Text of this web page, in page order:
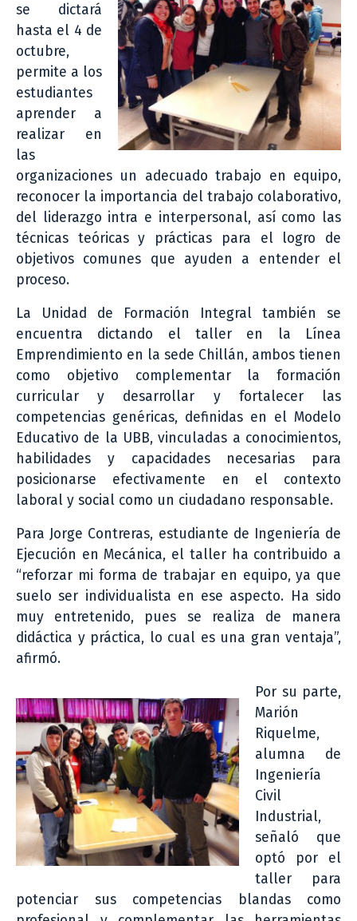
se dictará
hasta el 4 de
octubre,
permite a los
estudiantes
aprender a
realizar en
las
organizaciones un adecuado trabajo en equipo,
reconocer la importancia del trabajo colaborativo,
del liderazgo intra e interpersonal, así como las
técnicas teóricas y prácticas para el logro de
objetivos comunes que ayuden a entender el
proceso.
La Unidad de Formación Integral también se
encuentra dictando el taller en la Línea
Emprendimiento en la sede Chillán, ambos tienen
como objetivo complementar la formación
curricular y desarrollar y fortalecer las
competencias genéricas, definidas en el Modelo
Educativo de la UBB, vinculadas a conocimientos,
habilidades y capacidades necesarias para
posicionarse efectivamente en el contexto
laboral y social como un ciudadano responsable.
Para Jorge Contreras, estudiante de Ingeniería de
Ejecución en Mecánica, el taller ha contribuido a
“reforzar mi forma de trabajar en equipo, ya que
suelo ser individualista en ese aspecto. Ha sido
muy entretenido, pues se realiza de manera
didáctica y práctica, lo cual es una gran ventaja”,
afirmó.
Por su parte,
Marión
Riquelme,
alumna de
Ingeniería
Civil
Industrial,
señaló que
optó por el
taller para
potenciar sus competencias blandas como